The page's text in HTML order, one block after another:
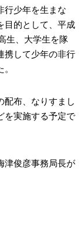
行少年を生まな
目的として、平成
生、大学生を隊
携して少年の非行
配布、なりすまし
を実施する予定で
津俊彦事務局長が